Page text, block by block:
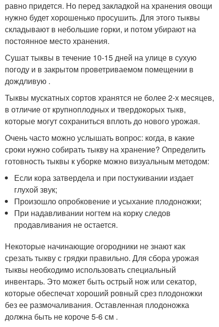
равно придется. Но перед закладкой на хранения овощи
нужно будет хорошенько просушить. Для этого тыквы
складывают в небольшие горки, и потом убирают на
постоянное место хранения.
Сушат тыквы в течение 10-15 дней на улице в сухую
погоду и в закрытом проветриваемом помещении в
дождливую .
Тыквы мускатных сортов хранятся не более 2-х месяцев,
в отличие от крупноплодных и твердокорых тыкв,
которые могут сохраниться вплоть до нового урожая.
Очень часто можно услышать вопрос: когда, в какие
сроки нужно собирать тыкву на хранение? Определить
готовность тыквы к уборке можно визуальным методом:
Если кора затвердела и при постукивании издает
глухой звук;
Произошло опробковение и усыхание плодоножки;
При надавливании ногтем на корку следов
продавливания не остается.
Некоторые начинающие огородники не знают как
срезать тыкву с грядки правильно. Для сбора урожая
тыквы необходимо использовать специальный
инвентарь. Это может быть острый нож или секатор,
которые обеспечат хороший ровный срез плодоножки
без ее размочаливания. Оставленная плодоножка
должна быть не короче 5-6 см .